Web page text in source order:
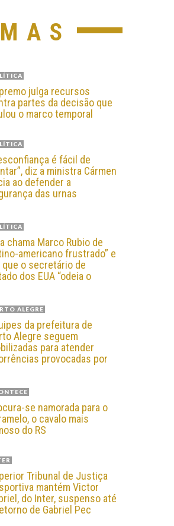
julga recursos
partes da decisão que
o marco temporal
é fácil de
diz a ministra Cármen
ao defender a
das urnas
chama Marco Rubio de
americano frustrado” e
que o secretário de
dos EUA “odeia o
ALEGRE
da prefeitura de
Alegre seguem
para atender
provocadas por
se namorada para o
o cavalo mais
do RS
Tribunal de Justiça
mantém Victor
do Inter, suspenso até
de Gabriel Pec